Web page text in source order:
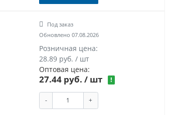
Под заказ
Обновлено 07.08.2026
Розничная цена:
28.89 руб. / шт
Оптовая цена:
27.44 руб./ шт !
- +